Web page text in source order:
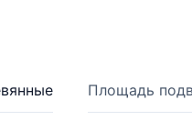
Площадь